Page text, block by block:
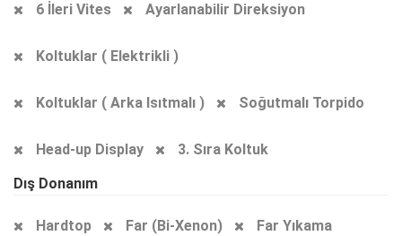
6 İleri Vites Ayarlanabilir Direksiyon
Koltuklar ( Elektrikli )
Koltuklar ( Arka Isıtmalı ) Soğutmalı Torpido
Head-up Display
3. Sıra Koltuk
Dış Donanım
Hardtop Far (Bi-Xenon) Far Yıkama